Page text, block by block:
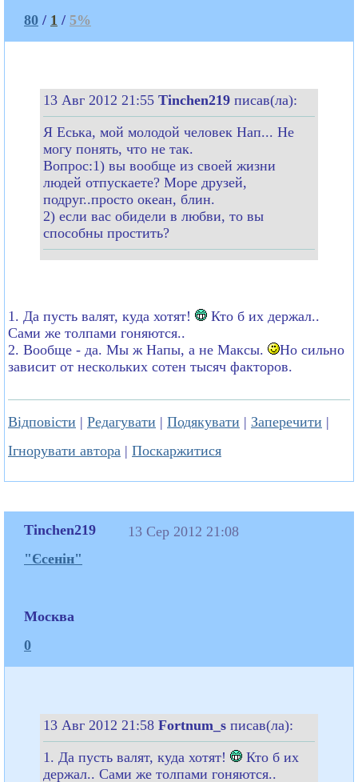
80 / 1 / 5%
13 Авг 2012 21:55 Tinchen219 писав(ла):
Я Еська, мой молодой человек Нап... Не
могу понять, что не так.
Вопрос:1) вы вообще из своей жизни
людей отпускаете? Море друзей,
подруг..просто океан, блин.
2) если вас обидели в любви, то вы
способны простить?
1. Да пусть валят, куда хотят!
Кто б их держал..
Сами же толпами гоняются..
2. Вообще - да. Мы ж Напы, а не Максы.
Но сильно
зависит от нескольких сотен тысяч факторов.
Відповісти | Редагувати | Подякувати | Заперечити |
Ігнорувати автора | Поскаржитися
Tinchen219
"Єсенін"
Москва
0
13 Сер 2012 21:08
13 Авг 2012 21:58 Fortnum_s писав(ла):
1. Да пусть валят, куда хотят!
Кто б их
держал.. Сами же толпами гоняются..